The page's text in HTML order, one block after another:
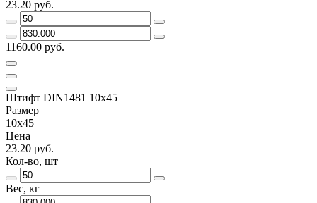
23.20 руб.
1160.00 руб.
Штифт DIN1481 10х45
Размер
10х45
Цена
23.20 руб.
Кол-во, шт
Вес, кг